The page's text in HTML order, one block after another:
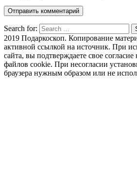
Search for:
2019 Подаркоскоп. Копирование
активной ссылкой на источник. При
сайта, вы подтверждаете свое согласие
файлов cookie. При несогласии
браузера нужным образом или не